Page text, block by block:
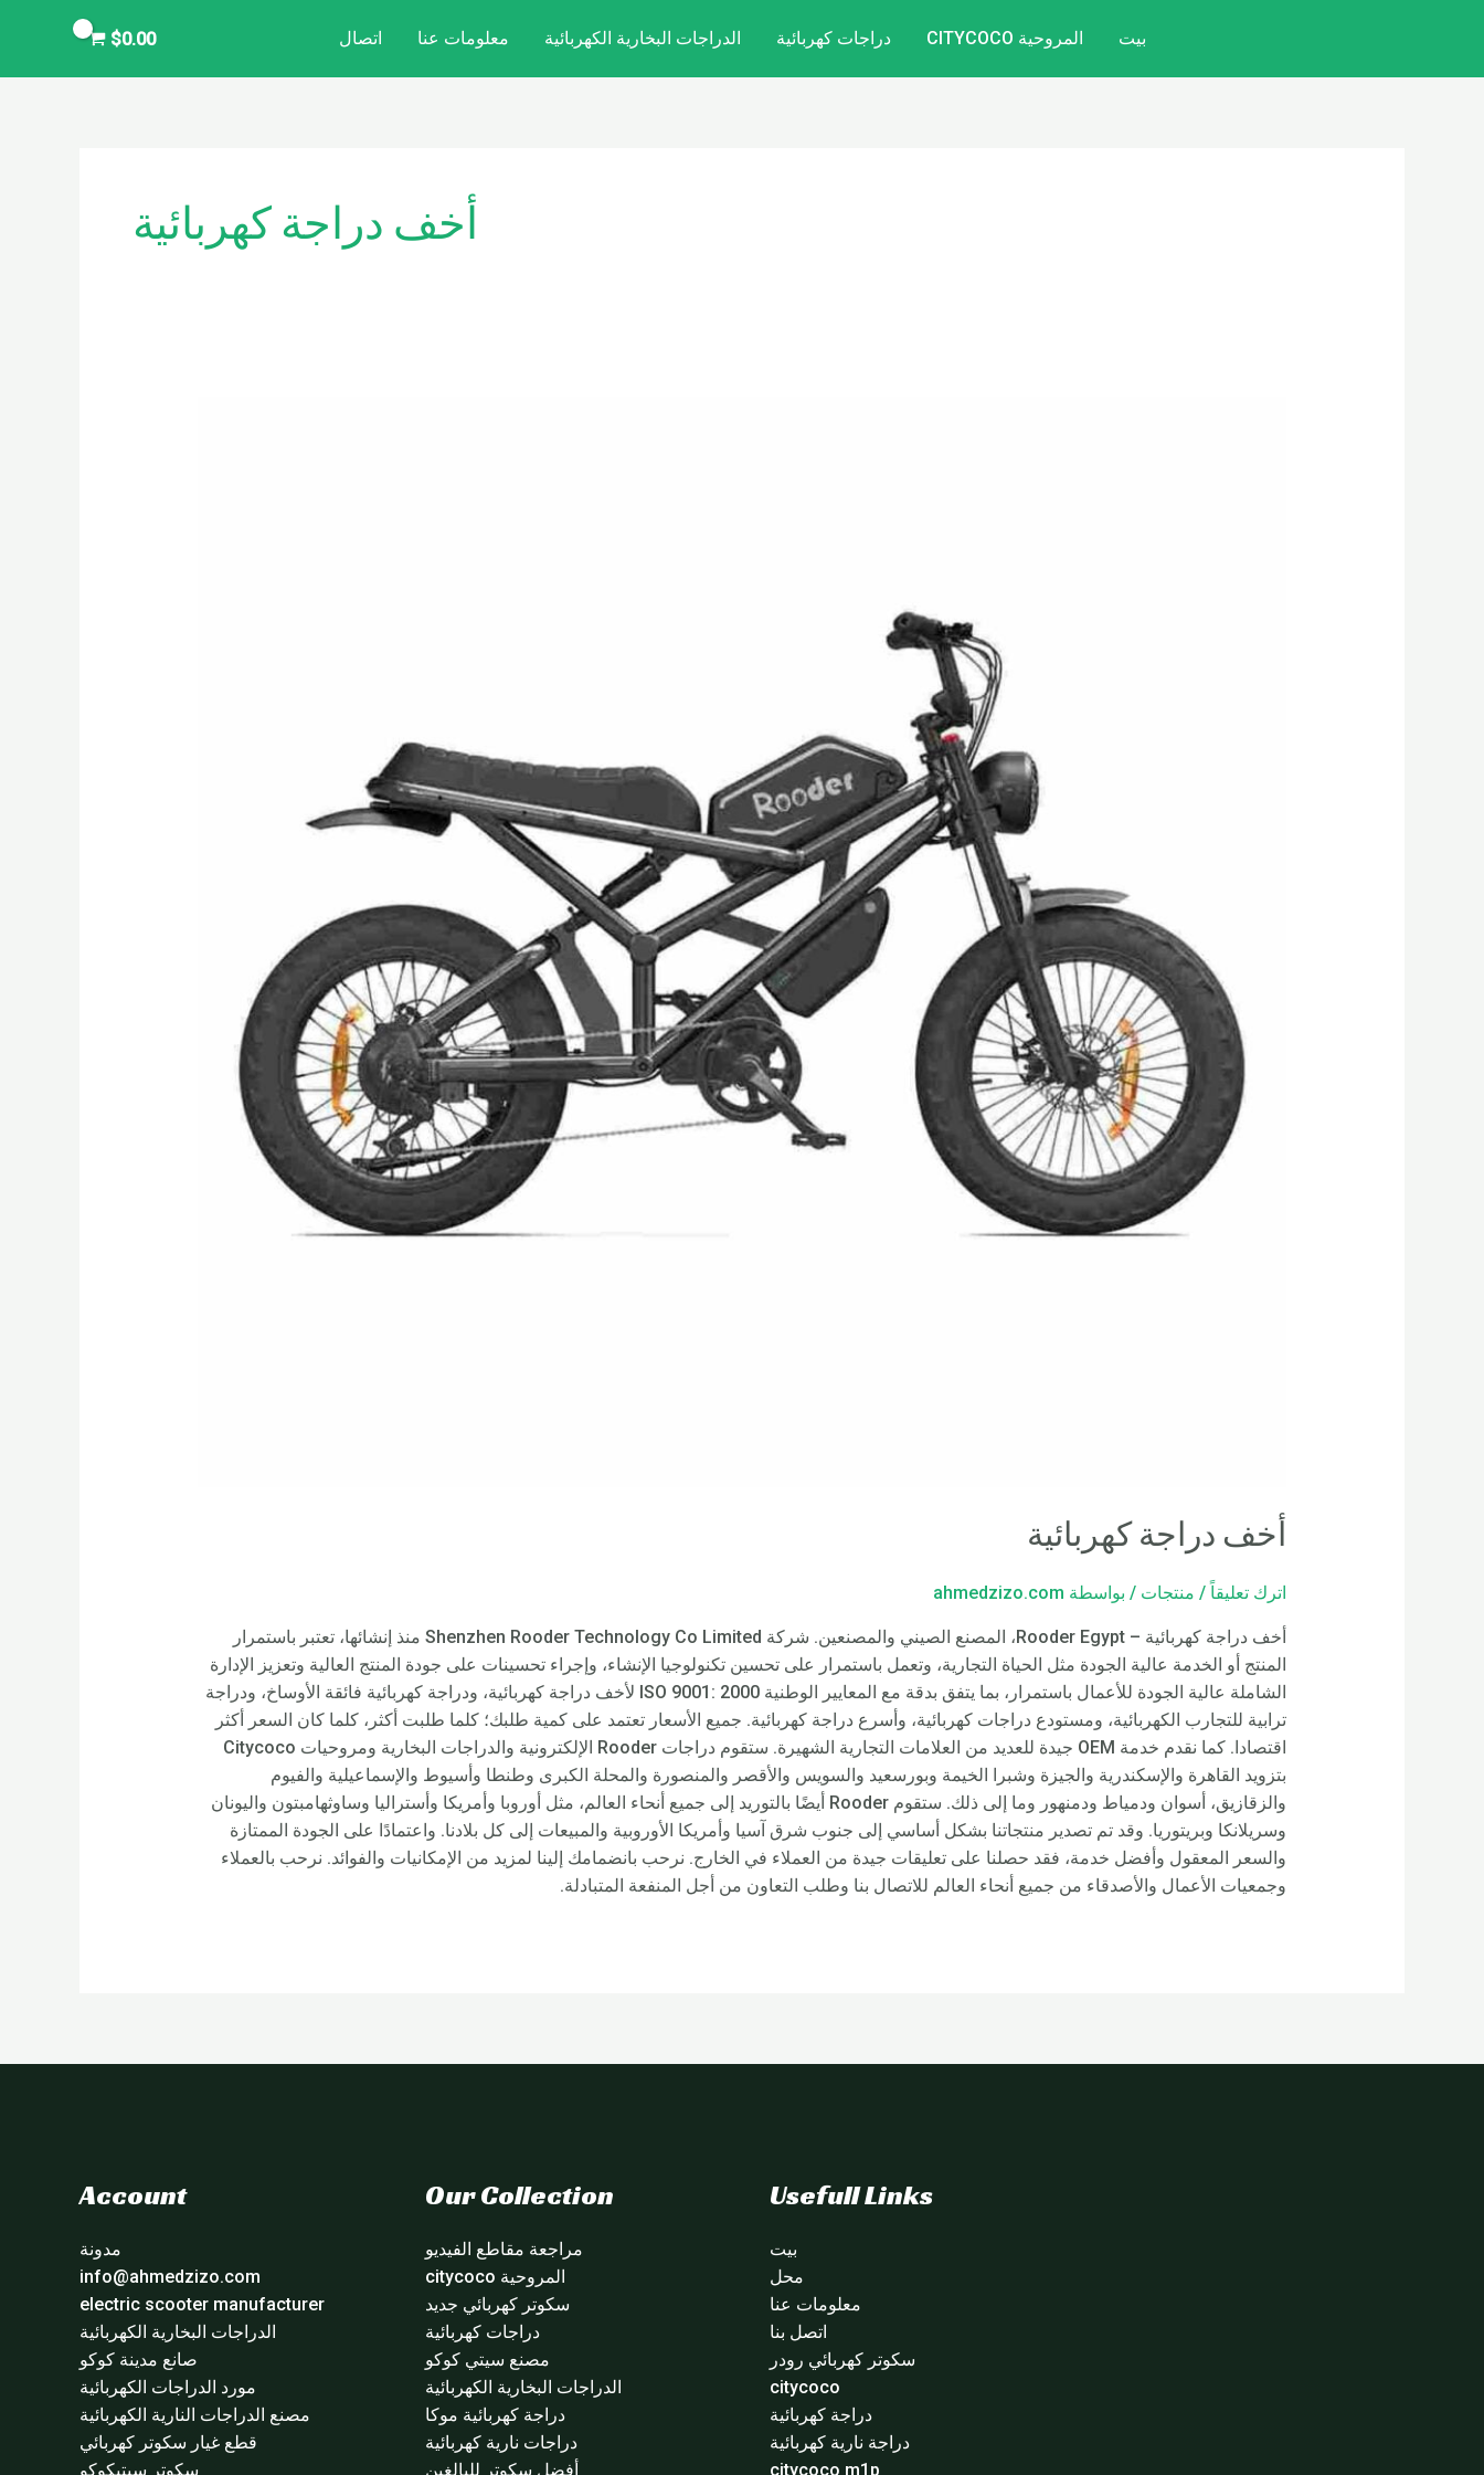
بيت المروحية CITYCOCO دراجات كهربائية الدراجات البخارية الكهربائية معلومات عنا اتصال $0.00
أخف دراجة كهربائية
أخف دراجة كهربائية
اترك تعليقاً / منتجات / بواسطة ahmedzizo.com
أخف دراجة كهربائية – Rooder Egypt، المصنع الصيني والمصنعين. شركة Shenzhen Rooder Technology Co Limited منذ إنشائها، تعتبر باستمرار
المنتج أو الخدمة عالية الجودة مثل الحياة التجارية، وتعمل باستمرار على تحسين تكنولوجيا الإنشاء، وإجراء تحسينات على جودة المنتج العالية وتعزيز الإدارة
الشاملة عالية الجودة للأعمال باستمرار، بما يتفق بدقة مع المعايير الوطنية ISO 9001: 2000 لأخف دراجة كهربائية، ودراجة كهربائية فائقة الأوساخ، ودراجة
ترابية للتجارب الكهربائية، ومستودع دراجات كهربائية، وأسرع دراجة كهربائية. جميع الأسعار تعتمد على كمية طلبك؛ كلما طلبت أكثر، كلما كان السعر أكثر
اقتصادا. كما نقدم خدمة OEM جيدة للعديد من العلامات التجارية الشهيرة. ستقوم دراجات Rooder الإلكترونية والدراجات البخارية ومروحيات Citycoco
بتزويد القاهرة والإسكندرية والجيزة وشبرا الخيمة وبورسعيد والسويس والأقصر والمنصورة والمحلة الكبرى وطنطا وأسيوط والإسماعيلية والفيوم
والزقازيق، أسوان ودمياط ودمنهور وما إلى ذلك. ستقوم Rooder أيضًا بالتوريد إلى جميع أنحاء العالم، مثل أوروبا وأمريكا وأستراليا وساوثهامبتون واليونان
وسريلانكا وبريتوريا. وقد تم تصدير منتجاتنا بشكل أساسي إلى جنوب شرق آسيا وأمريكا الأوروبية والمبيعات إلى كل بلادنا. واعتمادًا على الجودة الممتازة
والسعر المعقول وأفضل خدمة، فقد حصلنا على تعليقات جيدة من العملاء في الخارج. نرحب بانضمامك إلينا لمزيد من الإمكانيات والفوائد. نرحب بالعملاء
وجمعيات الأعمال والأصدقاء من جميع أنحاء العالم للاتصال بنا وطلب التعاون من أجل المنفعة المتبادلة.
Usefull Links
بيت
محل
معلومات عنا
اتصل بنا
سكوتر كهربائي رودر
citycoco
دراجة كهربائية
دراجة نارية كهربائية
citycoco m1p
Our Collection
مراجعة مقاطع الفيديو
المروحية citycoco
سكوتر كهربائي جديد
دراجات كهربائية
مصنع سيتي كوكو
الدراجات البخارية الكهربائية
دراجة كهربائية موكا
دراجات نارية كهربائية
أفضل سكوتر للبالغين
Account
مدونة
info@ahmedzizo.com
electric scooter manufacturer
الدراجات البخارية الكهربائية
صانع مدينة كوكو
مورد الدراجات الكهربائية
مصنع الدراجات النارية الكهربائية
قطع غيار سكوتر كهربائي
سكوتر سيتيكوكو